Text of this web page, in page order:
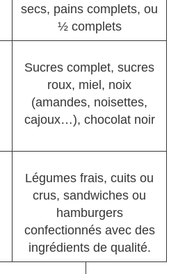
secs, pains complets, ou
½ complets
Sucres complet, sucres
roux, miel, noix
(amandes, noisettes,
cajoux…), chocolat noir
Légumes frais, cuits ou
crus, sandwiches ou
hamburgers
confectionnés avec des
ingrédients de qualité.